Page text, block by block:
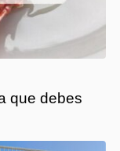
que debes